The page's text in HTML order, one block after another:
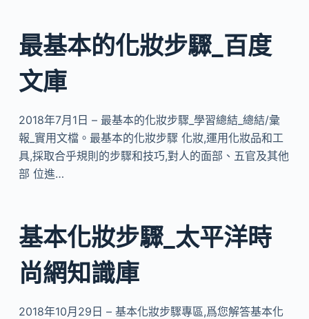
最基本的化妝步驟_百度
文庫
2018年7月1日 – 最基本的化妝步驟_學習總結_總結/彙
報_實用文檔。最基本的化妝步驟 化妝,運用化妝品和工
具,採取合乎規則的步驟和技巧,對人的面部、五官及其他
部 位進…
基本化妝步驟_太平洋時
尚網知識庫
2018年10月29日 – 基本化妝步驟專區,爲您解答基本化